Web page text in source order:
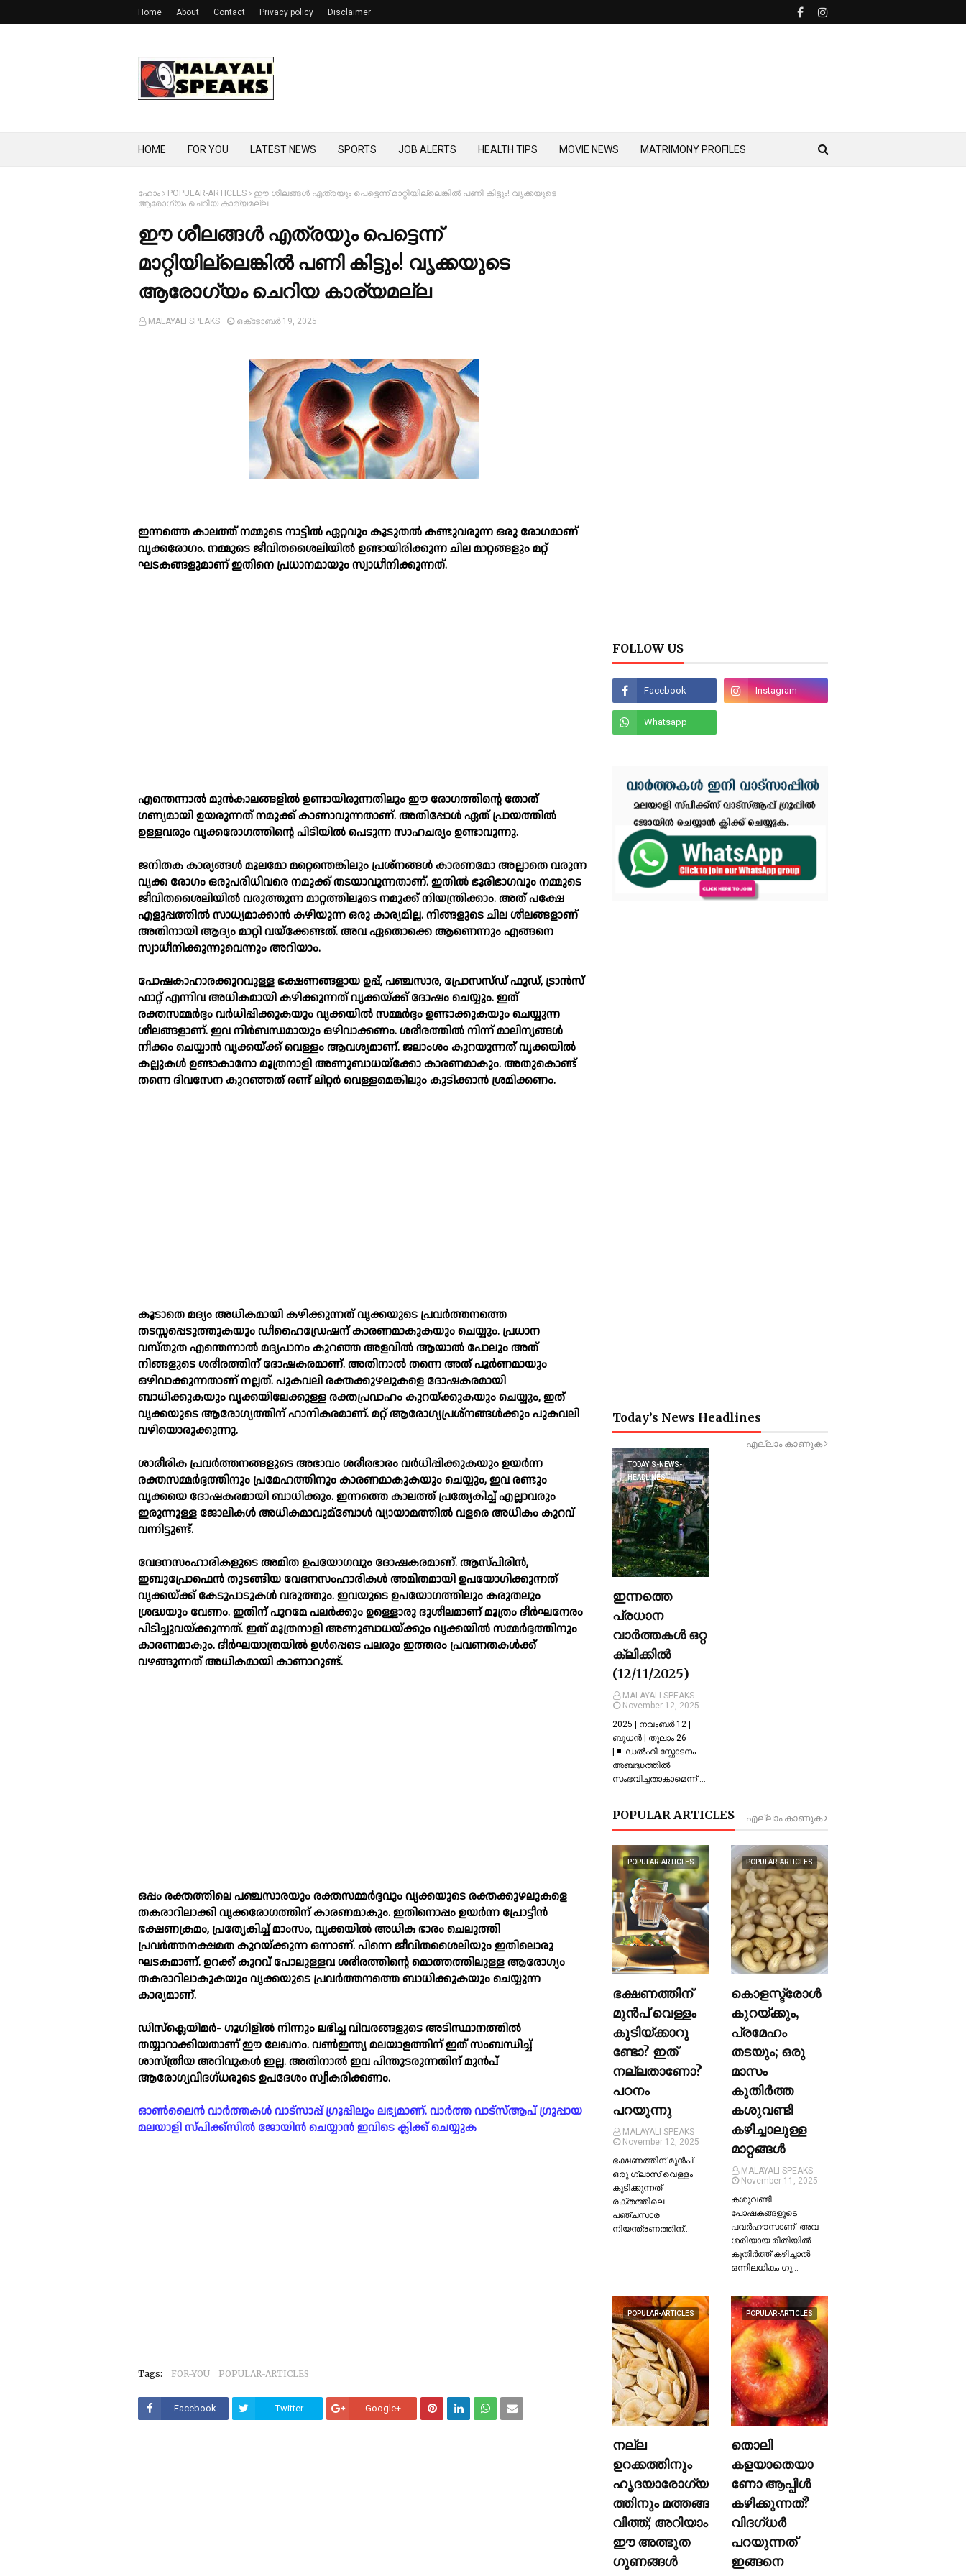
Home About Contact Privacy policy Disclaimer
HOME FOR YOU LATEST NEWS SPORTS JOB ALERTS HEALTH TIPS MOVIE NEWS MATRIMONY PROFILES
ഹോം POPULAR-ARTICLES
ഈ ശീലങ്ങള്‍ എത്രയും പെട്ടെന്ന് മാറ്റിയില്ലെങ്കില്‍ പണി കിട്ടും! വൃക്കയുടെ
ആരോഗ്യം ചെറിയ കാര്യമല്ല
ഈ ശീലങ്ങള്‍ എത്രയും പെട്ടെന്ന്
മാറ്റിയില്ലെങ്കില്‍ പണി കിട്ടും! വൃക്കയുടെ
ആരോഗ്യം ചെറിയ കാര്യമല്ല
MALAYALI SPEAKS ഒക്‌ടോബർ 19, 2025
ഇന്നത്തെ കാലത്ത് നമ്മുടെ നാട്ടില്‍ ഏറ്റവും കൂടുതല്‍ കണ്ടുവരുന്ന ഒരു രോഗമാണ്
വൃക്കരോഗം. നമ്മുടെ ജീവിതശൈലിയില്‍ ഉണ്ടായിരിക്കുന്ന ചില മാറ്റങ്ങളും മറ്റ്
ഘടകങ്ങളുമാണ് ഇതിനെ പ്രധാനമായും സ്വാധീനിക്കുന്നത്.
എന്തെന്നാല്‍ മുൻകാലങ്ങളില്‍ ഉണ്ടായിരുന്നതിലും ഈ രോഗത്തിന്റെ തോത്
ഗണ്യമായി ഉയരുന്നത് നമുക്ക് കാണാവുന്നതാണ്. അതിപ്പോള്‍ ഏത് പ്രായത്തില്‍
ഉള്ളവരും വൃക്കരോഗത്തിന്റെ പിടിയില്‍ പെടുന്ന സാഹചര്യം ഉണ്ടാവുന്നു.
ജനിതക കാര്യങ്ങള്‍ മൂലമോ മറ്റെന്തെങ്കിലും പ്രശ്‌നങ്ങള്‍ കാരണമോ അല്ലാതെ വരുന്ന
വൃക്ക രോഗം ഒരുപരിധിവരെ നമുക്ക് തടയാവുന്നതാണ്. ഇതില്‍ ഭൂരിഭാഗവും നമ്മുടെ
ജീവിതശൈലിയില്‍ വരുത്തുന്ന മാറ്റത്തിലൂടെ നമുക്ക് നിയന്ത്രിക്കാം. അത് പക്ഷേ
എളുപ്പത്തില്‍ സാധ്യമാക്കാൻ കഴിയുന്ന ഒരു കാര്യമില്ല. നിങ്ങളുടെ ചില ശീലങ്ങളാണ്
അതിനായി ആദ്യം മാറ്റി വയ്ക്കേണ്ടത്. അവ ഏതൊക്കെ ആണെന്നും എങ്ങനെ
സ്വാധീനിക്കുന്നുവെന്നും അറിയാം.
പോഷകാഹാരക്കുറവുള്ള ഭക്ഷണങ്ങളായ ഉപ്പ്, പഞ്ചസാര, പ്രോസസ്ഡ് ഫുഡ്, ട്രാൻസ്
ഫാറ്റ് എന്നിവ അധികമായി കഴിക്കുന്നത് വൃക്കയ്ക്ക് ദോഷം ചെയ്യും. ഇത്
രക്തസമ്മർദ്ദം വർധിപ്പിക്കുകയും വൃക്കയില്‍ സമ്മർദ്ദം ഉണ്ടാക്കുകയും ചെയ്യുന്ന
ശീലങ്ങളാണ്. ഇവ നിർബന്ധമായും ഒഴിവാക്കണം. ശരീരത്തില്‍ നിന്ന് മാലിന്യങ്ങള്‍
നീക്കം ചെയ്യാൻ വൃക്കയ്ക്ക് വെള്ളം ആവശ്യമാണ്. ജലാംശം കുറയുന്നത് വൃക്കയില്‍
കല്ലുകള്‍ ഉണ്ടാകാനോ മൂത്രനാളി അണുബാധയ്ക്കോ കാരണമാകും. അതുകൊണ്ട്
തന്നെ ദിവസേന കുറഞ്ഞത് രണ്ട് ലിറ്റർ വെള്ളമെങ്കിലും കുടിക്കാൻ ശ്രമിക്കണം.
കൂടാതെ മദ്യം അധികമായി കഴിക്കുന്നത് വൃക്കയുടെ പ്രവർത്തനത്തെ
തടസ്സപ്പെടുത്തുകയും ഡീഹൈഡ്രേഷന് കാരണമാകുകയും ചെയ്യും. പ്രധാന
വസ്‌തുത എന്തെന്നാല്‍ മദ്യപാനം കുറഞ്ഞ അളവില്‍ ആയാല്‍ പോലും അത്
നിങ്ങളുടെ ശരീരത്തിന് ദോഷകരമാണ്. അതിനാല്‍ തന്നെ അത് പൂർണമായും
ഒഴിവാക്കുന്നതാണ് നല്ലത്. പുകവലി രക്തക്കുഴലുകളെ ദോഷകരമായി
ബാധിക്കുകയും വൃക്കയിലേക്കുള്ള രക്തപ്രവാഹം കുറയ്ക്കുകയും ചെയ്യും, ഇത്
വൃക്കയുടെ ആരോഗ്യത്തിന് ഹാനികരമാണ്. മറ്റ് ആരോഗ്യപ്രശ്‌നങ്ങള്‍ക്കും പുകവലി
വഴിയൊരുക്കുന്നു.
ശാരീരിക പ്രവർത്തനങ്ങളുടെ അഭാവം ശരീരഭാരം വർധിപ്പിക്കുകയും ഉയർന്ന
രക്തസമ്മർദ്ദത്തിനും പ്രമേഹത്തിനും കാരണമാകുകയും ചെയ്യും, ഇവ രണ്ടും
വൃക്കയെ ദോഷകരമായി ബാധിക്കും. ഇന്നത്തെ കാലത്ത് പ്രത്യേകിച്ച്‌ എല്ലാവരും
ഇരുന്നുള്ള ജോലികള്‍ അധികമാവുമ്ബോള്‍ വ്യായാമത്തില്‍ വളരെ അധികം കുറവ്
വന്നിട്ടുണ്ട്.
വേദനസംഹാരികളുടെ അമിത ഉപയോഗവും ദോഷകരമാണ്. ആസ്‌പിരിൻ,
ഇബുപ്രോഫെൻ തുടങ്ങിയ വേദനസംഹാരികള്‍ അമിതമായി ഉപയോഗിക്കുന്നത്
വൃക്കയ്ക്ക് കേടുപാടുകള്‍ വരുത്തും. ഇവയുടെ ഉപയോഗത്തിലും കരുതലും
ശ്രദ്ധയും വേണം. ഇതിന് പുറമേ പലർക്കും ഉള്ളൊരു ദുശീലമാണ് മൂത്രം ദീർഘനേരം
പിടിച്ചുവയ്ക്കുന്നത്. ഇത് മൂത്രനാളി അണുബാധയ്ക്കും വൃക്കയില്‍ സമ്മർദ്ദത്തിനും
കാരണമാകും. ദീർഘയാത്രയില്‍ ഉള്‍പ്പെടെ പലരും ഇത്തരം പ്രവണതകള്‍ക്ക്
വഴങ്ങുന്നത് അധികമായി കാണാറുണ്ട്.
ഒപ്പം രക്തത്തിലെ പഞ്ചസാരയും രക്തസമ്മർദ്ദവും വൃക്കയുടെ രക്തക്കുഴലുകളെ
തകരാറിലാക്കി വൃക്കരോഗത്തിന് കാരണമാകും. ഇതിനൊപ്പം ഉയർന്ന പ്രോട്ടീൻ
ഭക്ഷണക്രമം, പ്രത്യേകിച്ച്‌ മാംസം, വൃക്കയില്‍ അധിക ഭാരം ചെലുത്തി
പ്രവർത്തനക്ഷമത കുറയ്ക്കുന്ന ഒന്നാണ്. പിന്നെ ജീവിതശൈലിയും ഇതിലൊരു
ഘടകമാണ്. ഉറക്ക് കുറവ് പോലുള്ളവ ശരീരത്തിന്റെ മൊത്തത്തിലുള്ള ആരോഗ്യം
തകരാറിലാകുകയും വൃക്കയുടെ പ്രവർത്തനത്തെ ബാധിക്കുകയും ചെയ്യുന്ന
കാര്യമാണ്.
ഡിസ്ക്ലെയിമർ- ഗൂഗിളില്‍ നിന്നും ലഭിച്ച വിവരങ്ങളുടെ അടിസ്ഥാനത്തില്‍
തയ്യാറാക്കിയതാണ് ഈ ലേഖനം. വണ്‍ഇന്ത്യ മലയാളത്തിന് ഇത് സംബന്ധിച്ച്‌
ശാസ്ത്രീയ അറിവുകള്‍ ഇല്ല. അതിനാല്‍ ഇവ പിന്തുടരുന്നതിന് മുൻപ്
ആരോഗ്യവിദഗ്‌ധരുടെ ഉപദേശം സ്വീകരിക്കണം.
ഓൺലൈൻ വാർത്തകൾ വാട്സാപ്പ് ഗ്രൂപ്പിലും ലഭ്യമാണ്. വാർത്ത വാട്സ്ആപ് ഗ്രുപ്പായ
മലയാളി സ്പിക്ക്സിൽ ജോയിൻ ചെയ്യാൻ ഇവിടെ ക്ലിക്ക് ചെയ്യുക
Tags: FOR-YOU POPULAR-ARTICLES
Facebook Twitter Google+
FOLLOW US
Today’s News Headlines
എല്ലാം കാണുക
TODAY’S-NEWS-
HEADLINES
ഇന്നത്തെ
പ്രധാന
വാർത്തകൾ ഒറ്റ
ക്ലിക്കിൽ
(12/11/2025)
MALAYALI SPEAKS
November 12, 2025
2025 | നവംബർ 12 |
ബുധൻ | തുലാം 26
| ◾ ഡല്‍ഹി സ്ഫോടനം
അബദ്ധത്തില്‍
സംഭവിച്ചതാകാമെന്ന് …
POPULAR ARTICLES എല്ലാം കാണുക
POPULAR-ARTICLES
ഭക്ഷണത്തിന്
മുന്‍പ് വെള്ളം
കുടിയ്ക്കാറു
ണ്ടോ? ഇത്
നല്ലതാണോ?
പഠനം
പറയുന്നു
MALAYALI SPEAKS
November 12, 2025
ഭക്ഷണത്തിന് മുന്‍പ്
ഒരു ഗ്ലാസ് വെള്ളം
കുടിക്കുന്നത്
രക്തത്തിലെ
പഞ്ചസാര
നിയന്ത്രണത്തിന്…
POPULAR-ARTICLES
കൊളസ്ട്രോള്‍
കുറയ്ക്കും,
പ്രമേഹം
തടയും; ഒരു
മാസം
കുതിര്‍ത്ത
കശുവണ്ടി
കഴിച്ചാലുള്ള
മാറ്റങ്ങള്‍
MALAYALI SPEAKS
November 11, 2025
കശുവണ്ടി
പോഷകങ്ങളുടെ
പവർഹൗസാണ്. അവ
ശരിയായ രീതിയില്‍
കുതിർത്ത് കഴിച്ചാല്‍
ഒന്നിലധികം ഗു…
POPULAR-ARTICLES
നല്ല
ഉറക്കത്തിനും
ഹൃദയാരോഗ്യ
ത്തിനും മത്തങ്ങ
വിത്ത്; അറിയാം
ഈ അത്ഭുത
ഗുണങ്ങള്‍
POPULAR-ARTICLES
തൊലി
കളയാതെയാ
ണോ ആപ്പിള്‍
കഴിക്കുന്നത്?
വിദഗ്ധര്‍
പറയുന്നത്
ഇങ്ങനെ